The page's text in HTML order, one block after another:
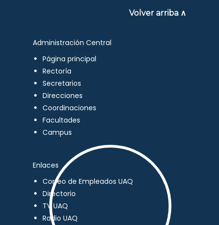
Volver arriba ∧
Administración Central
Página principal
Rectoría
Secretarios
Direcciones
Coordinaciones
Facultades
Campus
Enlaces
Correo de Empleados UAQ
Directorio
TV UAQ
Radio UAQ